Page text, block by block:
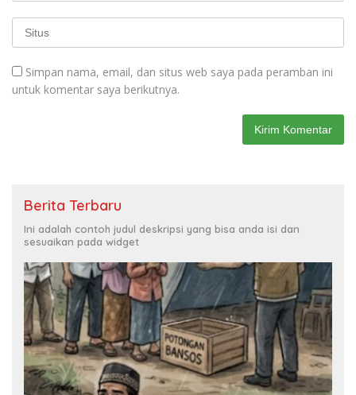
Simpan nama, email, dan situs web saya pada peramban ini
untuk komentar saya berikutnya.
Berita Terbaru
Ini adalah contoh judul deskripsi yang bisa anda isi dan
sesuaikan pada widget